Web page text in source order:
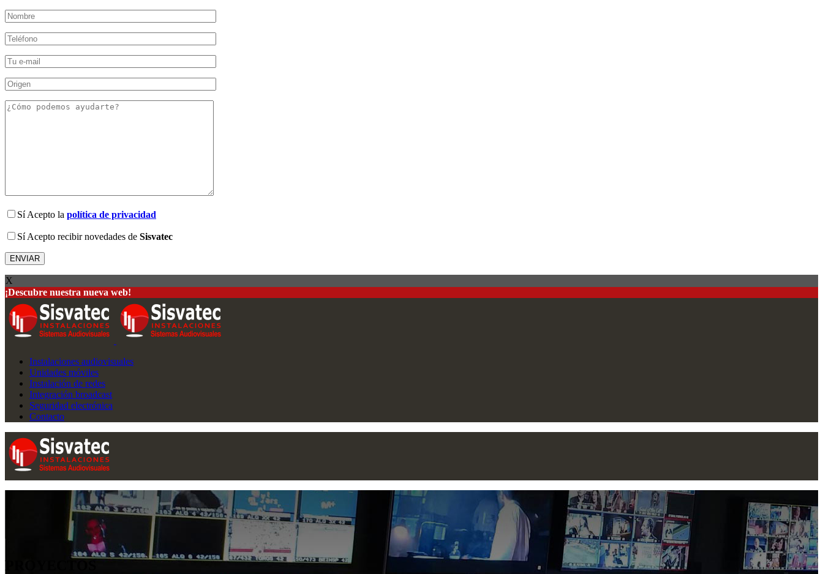
SíAcepto la política de privacidad
SíAcepto recibir novedades de Sisvatec
X
¡Descubre nuestra nueva web!
Instalaciones audiovisuales
Unidades móviles
Instalación de redes
Integración broadcast
Seguridad electrónica
Contacto
PROYECTOS